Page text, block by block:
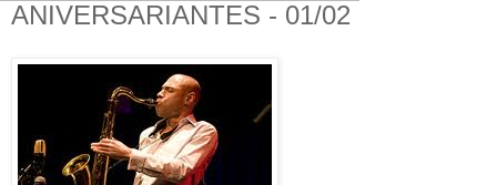
ANIVERSARIANTES - 01/02